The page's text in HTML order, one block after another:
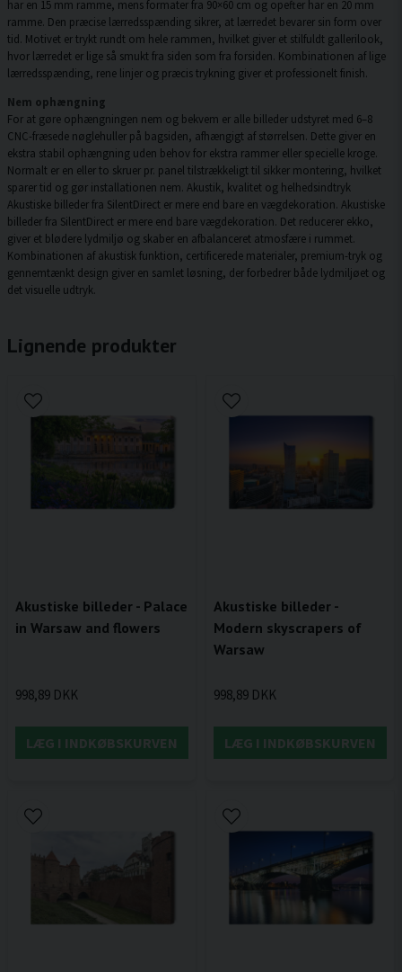
har en 15 mm ramme, mens formater fra 90×60 cm og opefter har en 20 mm
ramme. Den præcise lærredsspænding sikrer, at lærredet bevarer sin form over
tid. Motivet er trykt rundt om hele rammen, hvilket giver et stilfuldt gallerilook,
hvor lærredet er lige så smukt fra siden som fra forsiden. Kombinationen af lige
lærredsspænding, rene linjer og præcis trykning giver et professionelt finish.
Nem ophængning
For at gøre ophængningen nem og bekvem er alle billeder udstyret med 6–8
CNC-fræsede nøglehuller på bagsiden, afhængigt af størrelsen. Dette giver en
ekstra stabil ophængning uden behov for ekstra rammer eller specielle kroge.
Normalt er en eller to skruer pr. panel tilstrækkeligt til sikker montering, hvilket
sparer tid og gør installationen nem. Akustik, kvalitet og helhedsindtryk
Akustiske billeder fra SilentDirect er mere end bare en vægdekoration. Akustiske
billeder fra SilentDirect er mere end bare vægdekoration. Det reducerer ekko,
giver et blødere lydmiljø og skaber en afbalanceret atmosfære i rummet.
Kombinationen af akustisk funktion, certificerede materialer, premium-tryk og
gennemtænkt design giver en samlet løsning, der forbedrer både lydmiljøet og
det visuelle udtryk.
Lignende produkter
Akustiske billeder - Palace
in Warsaw and flowers
998,89 DKK
LÆG I INDKØBSKURVEN
Akustiske billeder -
Modern skyscrapers of
Warsaw
998,89 DKK
LÆG I INDKØBSKURVEN